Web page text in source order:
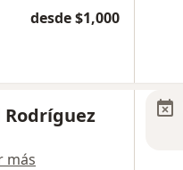
desde $1,000
Rodríguez
más